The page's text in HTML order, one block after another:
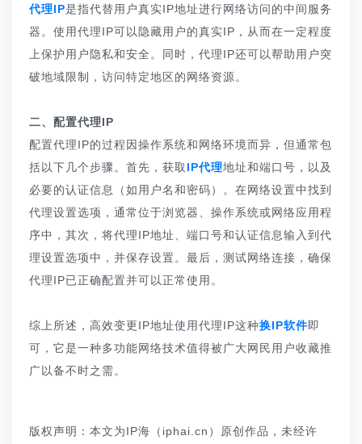
代理IP是指代替用户真实IP地址进行网络访问的中间服务
器。使用代理IP可以隐藏用户的真实IP，从而在一定程度
上保护用户隐私和安全。同时，代理IP还可以帮助用户突
破地域限制，访问特定地区的网络资源。
二、配置代理IP
配置代理IP的过程因操作系统和网络环境而异，但通常包
括以下几个步骤。首先，获取 IP代理地址和端口号，以及
必要的认证信息（如用户名和密码）。在网络设置中找到
代理设置选项，通常位于浏览器、操作系统或网络应用程
序中，其次，将代理IP地址、端口号和认证信息输入到代
理设置选项中，并保存设置。最后，测试网络连接，确保
代理IP已正确配置并可以正常使用。
综上所述，高效变更IP地址使用代理IP这种换IP软件即
可，它是一种多功能网络技术值得被广大网民用户收藏推
广以备不时之需。
版权声明：本文为IP海（iphai.cn）原创作品，未经许